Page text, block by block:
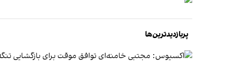
پربازدیدترین‌ها